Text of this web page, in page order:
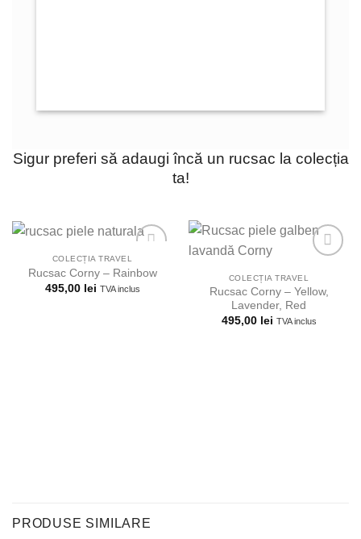
Sigur preferi să adaugi încă un rucsac la colecția
ta!
COLECȚIA TRAVEL
Rucsac Corny – Rainbow
495,00 lei TVA inclus
Adauga la
preferintelor!
COLECȚIA TRAVEL
Rucsac Corny – Yellow,
Lavender, Red
495,00 lei TVA inclus
PRODUSE SIMILARE